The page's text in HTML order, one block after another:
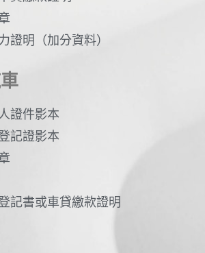
證明（加分資料）
證件影本
記證影本
記書或車貸繳款證明